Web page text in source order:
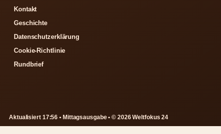
Kontakt
Geschichte
Datenschutzerklärung
Cookie-Richtlinie
Rundbrief
Aktualisiert 17:56 • Mittagsausgabe • © 2026 Weltfokus 24